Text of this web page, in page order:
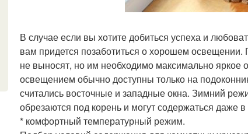
В случае если вы хотите добиться успеха и
вам придется позаботиться о хорошем
не выносят, но им необходимо максимально
освещением обычно доступны только на
считались восточные и западные окна. Зимний
обрезаются под корень и могут содержаться даже
* комфортный температурный режим.